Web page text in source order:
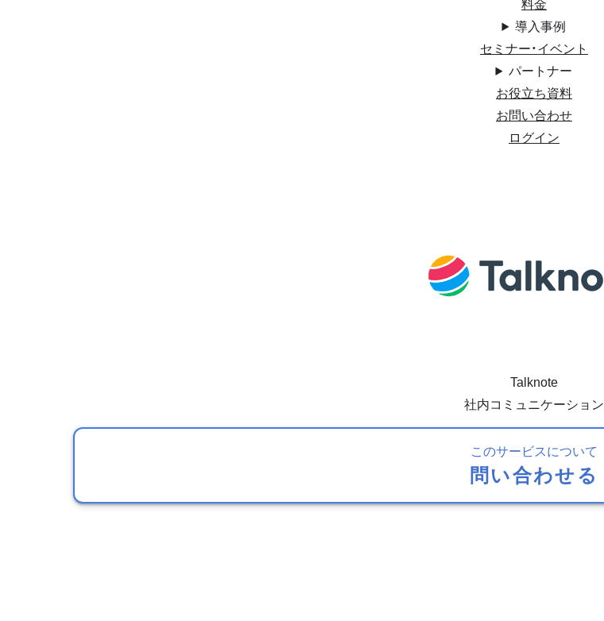
導入事例
セミナー・イベント
パートナー
お役立ち資料
お問い合わせ
ログイン
Talknote
社内コミュニケーション
このサービスについて
問い合わせる